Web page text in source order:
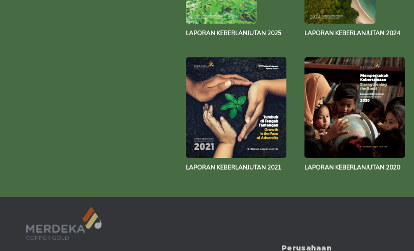
LAPORAN KEBERLANJUTAN 2025 LAPORAN KEBERLANJUTAN 2024
LAPORAN KEBERLANJUTAN 2021 LAPORAN KEBERLANJUTAN 2020
Perusahaan